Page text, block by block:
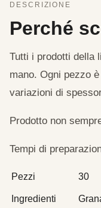
DESCRIZIONE
Perché
Tutti i prodotti della
mano. Ogni pezzo
variazioni di
Prodotto non
Tempi di
Pezzi 30
Ingredienti